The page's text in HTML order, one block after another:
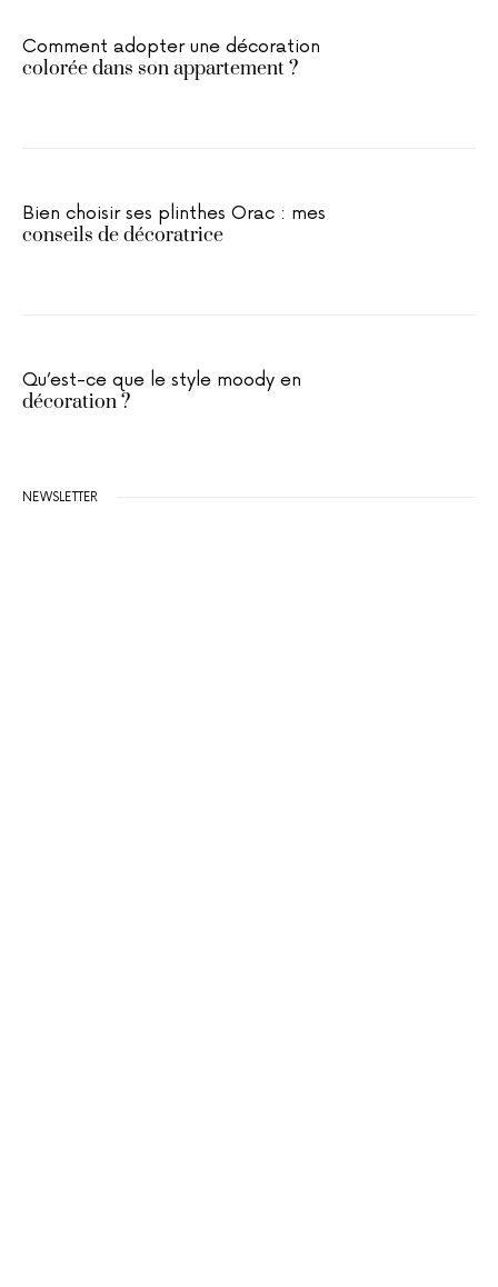
Comment adopter une décoration
colorée dans son appartement ?
Bien choisir ses plinthes Orac : mes
conseils de décoratrice
Qu’est-ce que le style moody en
décoration ?
NEWSLETTER